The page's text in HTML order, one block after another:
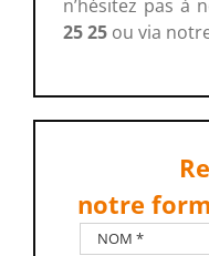
n’hésitez pas à
25 25 ou via
notre